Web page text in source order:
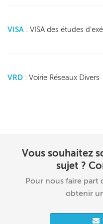
VISA : VISA des études
VRD : Voirie Réseaux Divers
Vous souhaitez
sujet ?
Pour nous faire part
obtenir